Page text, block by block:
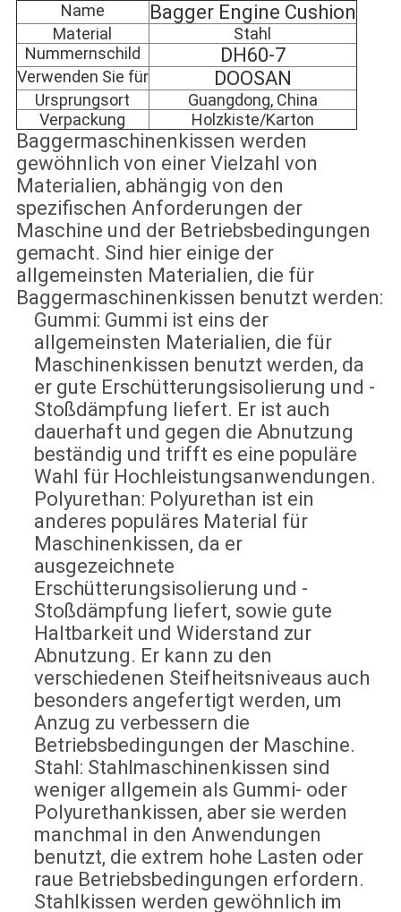
Name Bagger Engine Cushion
Material
Stahl
Nummernschild
DH60-7
Verwenden Sie für DOOSAN
Ursprungsort
Guangdong, China
Verpackung
Holzkiste/Karton
Baggermaschinenkissen werden
gewöhnlich von einer Vielzahl von
Materialien, abhängig von den
spezifischen Anforderungen der
Maschine und der Betriebsbedingungen
gemacht. Sind hier einige der
allgemeinsten Materialien, die für
Baggermaschinenkissen benutzt werden:
Gummi: Gummi ist eins der
allgemeinsten Materialien, die für
Maschinenkissen benutzt werden, da
er gute Erschütterungsisolierung und -
Stoßdämpfung liefert. Er ist auch
dauerhaft und gegen die Abnutzung
beständig und trifft es eine populäre
Wahl für Hochleistungsanwendungen.
Polyurethan: Polyurethan ist ein
anderes populäres Material für
Maschinenkissen, da er
ausgezeichnete
Erschütterungsisolierung und -
Stoßdämpfung liefert, sowie gute
Haltbarkeit und Widerstand zur
Abnutzung. Er kann zu den
verschiedenen Steifheitsniveaus auch
besonders angefertigt werden, um
Anzug zu verbessern die
Betriebsbedingungen der Maschine.
Stahl: Stahlmaschinenkissen sind
weniger allgemein als Gummi- oder
Polyurethankissen, aber sie werden
manchmal in den Anwendungen
benutzt, die extrem hohe Lasten oder
raue Betriebsbedingungen erfordern.
Stahlkissen werden gewöhnlich im